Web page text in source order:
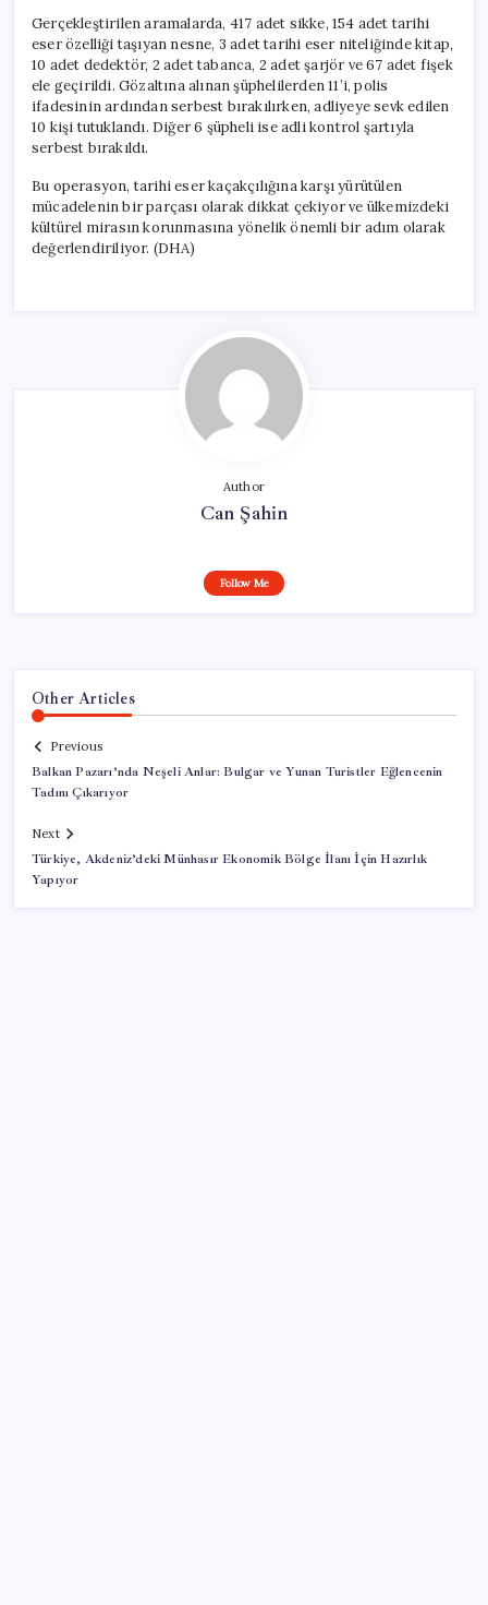
Gerçekleştirilen aramalarda, 417 adet sikke, 154 adet tarihi
eser özelliği taşıyan nesne, 3 adet tarihi eser niteliğinde kitap,
10 adet dedektör, 2 adet tabanca, 2 adet şarjör ve 67 adet fişek
ele geçirildi. Gözaltına alınan şüphelilerden 11’i, polis
ifadesinin ardından serbest bırakılırken, adliyeye sevk edilen
10 kişi tutuklandı. Diğer 6 şüpheli ise adli kontrol şartıyla
serbest bırakıldı.
Bu operasyon, tarihi eser kaçakçılığına karşı yürütülen
mücadelenin bir parçası olarak dikkat çekiyor ve ülkemizdeki
kültürel mirasın korunmasına yönelik önemli bir adım olarak
değerlendiriliyor. (DHA)
Author
Can Şahin
Follow Me
Other Articles
Previous
Balkan Pazarı’nda Neşeli Anlar: Bulgar ve Yunan Turistler Eğlencenin
Tadını Çıkarıyor
Next
Türkiye, Akdeniz’deki Münhasır Ekonomik Bölge İlanı İçin Hazırlık
Yapıyor